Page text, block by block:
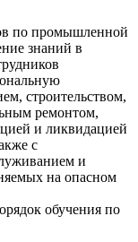
по промышленной
знаний в
строительством,
ремонтом,
и ликвидацией
с
и
на опасном
обучения по